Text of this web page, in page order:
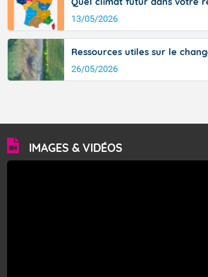
13/05/2026
Ressources utiles sur le
26/05/2026
IMAGES & VIDÉOS